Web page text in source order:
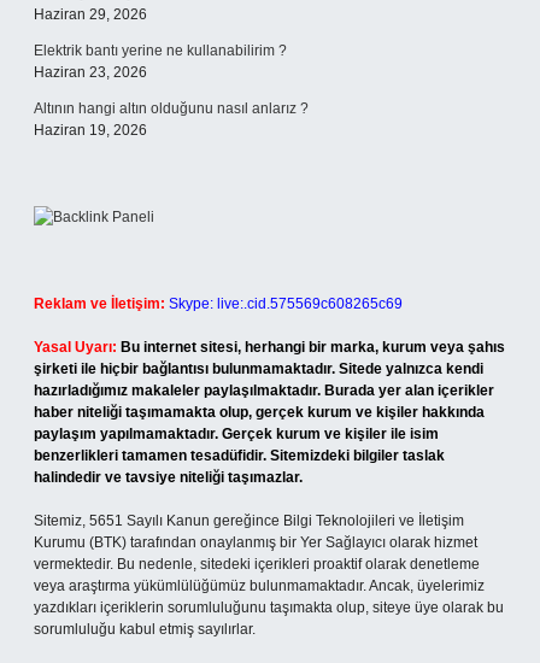
Haziran 29, 2026
Elektrik bantı yerine ne kullanabilirim ?
Haziran 23, 2026
Altının hangi altın olduğunu nasıl anlarız ?
Haziran 19, 2026
Reklam ve İletişim: Skype: live:.cid.575569c608265c69
Yasal Uyarı: Bu internet sitesi, herhangi bir marka, kurum veya şahıs
şirketi ile hiçbir bağlantısı bulunmamaktadır. Sitede yalnızca kendi
hazırladığımız makaleler paylaşılmaktadır. Burada yer alan içerikler
haber niteliği taşımamakta olup, gerçek kurum ve kişiler hakkında
paylaşım yapılmamaktadır. Gerçek kurum ve kişiler ile isim
benzerlikleri tamamen tesadüfidir. Sitemizdeki bilgiler taslak
halindedir ve tavsiye niteliği taşımazlar.
Sitemiz, 5651 Sayılı Kanun gereğince Bilgi Teknolojileri ve İletişim
Kurumu (BTK) tarafından onaylanmış bir Yer Sağlayıcı olarak hizmet
vermektedir. Bu nedenle, sitedeki içerikleri proaktif olarak denetleme
veya araştırma yükümlülüğümüz bulunmamaktadır. Ancak, üyelerimiz
yazdıkları içeriklerin sorumluluğunu taşımakta olup, siteye üye olarak bu
sorumluluğu kabul etmiş sayılırlar.